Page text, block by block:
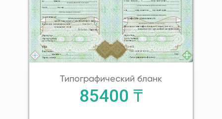
Типографический бланк
85400 ₸